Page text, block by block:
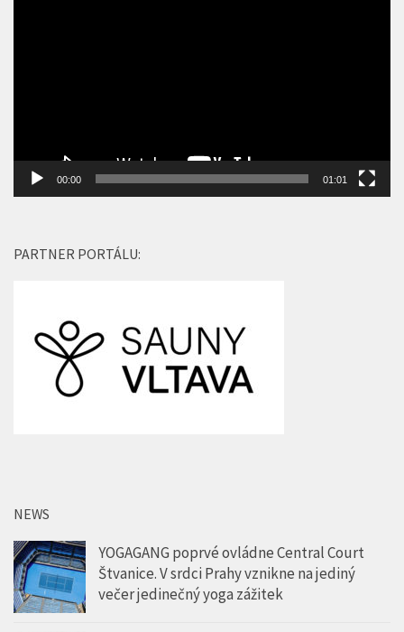
00:00 01:01
PARTNER PORTÁLU:
NEWS
YOGAGANG poprvé ovládne Central Court
Štvanice. V srdci Prahy vznikne na jediný
večer jedinečný yoga zážitek